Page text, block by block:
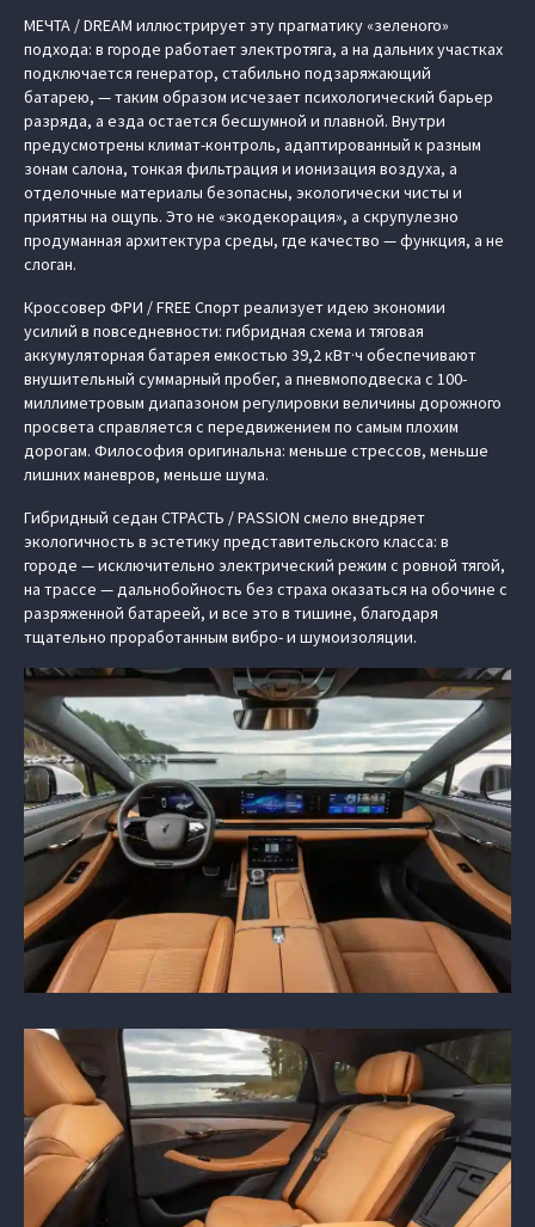
МЕЧТА / DREAM иллюстрирует эту прагматику «зеленого»
подхода: в городе работает электротяга, а на дальних участках
подключается генератор, стабильно подзаряжающий
батарею, — таким образом исчезает психологический барьер
разряда, а езда остается бесшумной и плавной. Внутри
предусмотрены климат-контроль, адаптированный к разным
зонам салона, тонкая фильтрация и ионизация воздуха, а
отделочные материалы безопасны, экологически чисты и
приятны на ощупь. Это не «экодекорация», а скрупулезно
продуманная архитектура среды, где качество — функция, а не
слоган.
Кроссовер ФРИ / FREE Спорт реализует идею экономии
усилий в повседневности: гибридная схема и тяговая
аккумуляторная батарея емкостью 39,2 кВт·ч обеспечивают
внушительный суммарный пробег, а пневмоподвеска с 100-
миллиметровым диапазоном регулировки величины дорожного
просвета справляется с передвижением по самым плохим
дорогам. Философия оригинальна: меньше стрессов, меньше
лишних маневров, меньше шума.
Гибридный седан СТРАСТЬ / PASSION смело внедряет
экологичность в эстетику представительского класса: в
городе — исключительно электрический режим с ровной тягой,
на трассе — дальнобойность без страха оказаться на обочине с
разряженной батареей, и все это в тишине, благодаря
тщательно проработанным вибро- и шумоизоляции.